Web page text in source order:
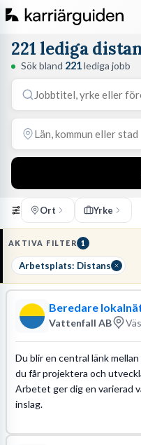
221 lediga
Sök bland 221lediga jobb
Ort Yrke
AKTIVA FILTER 1
Arbetsplats: Distans
Beredare
Vattenfall AB
Du blir en central länk
du får projektera och
Arbetet ger dig en varierad
inslag.